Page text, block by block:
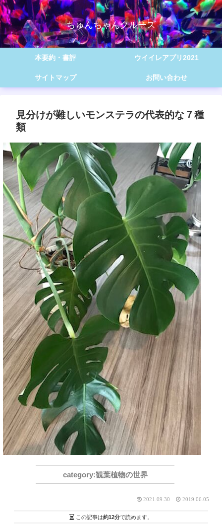
ちゅんちゃんクルーズ
本要約・書評 ウイイレアプリ2021
サイトマップ お問い合わせ
見分けが難しいモンステラの代表的な７種
類
観葉植物の世界
2021.09.30 2019.06.05
この記事は約12分で読めます。